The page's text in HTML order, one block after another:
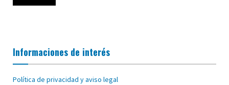
Informaciones de interés
Política de privacidad y aviso legal